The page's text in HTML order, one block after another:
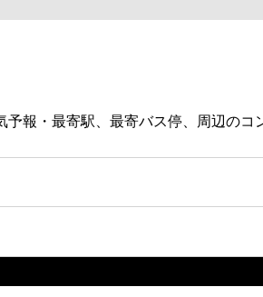
報・最寄駅、最寄バス停、周辺のコ